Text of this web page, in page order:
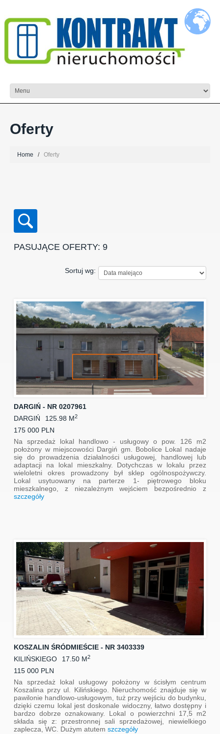
Oferty
Home Oferty
PASUJĄCE OFERTY: 9
Sortuj wg:
DARGIŃ - NR 0207961
DARGIŃ
125.98 M2
175 000 PLN
Na sprzedaż lokal handlowo - usługowy o pow. 126 m2
położony w miejscowości Dargiń gm. Bobolice Lokal nadaje
się do prowadzenia działalności usługowej, handlowej lub
adaptacji na lokal mieszkalny. Dotychczas w lokalu przez
wieloletni okres prowadzony był sklep ogólnospożywczy.
Lokal usytuowany na parterze 1- piętrowego bloku
mieszkalnego, z niezależnym wejściem bezpośrednio z
szczegóły
KOSZALIN ŚRÓDMIEŚCIE - NR 3403339
KILIŃSKIEGO
17.50 M2
115 000 PLN
Na sprzedaż lokal usługowy położony w ścisłym centrum
Koszalina przy ul. Kilińskiego. Nieruchomość znajduje się w
pawilonie handlowo-usługowym, tuż przy wejściu do budynku,
dzięki czemu lokal jest doskonale widoczny, łatwo dostępny i
bardzo dobrze oznakowany. Lokal o powierzchni 17,5 m2
składa się z: przestronnej sali sprzedażowej, niewielkiego
zaplecza, WC. Dużym atutemszczegóły